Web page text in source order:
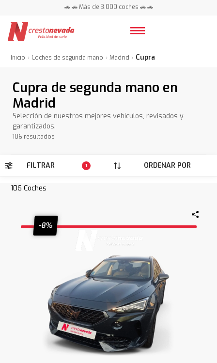
📍 Centros en toda España ⭐
📍 Centros en toda España ⭐
Inicio Coches de segunda mano Madrid Cupra
Cupra de segunda mano en
Madrid
Selección de nuestros mejores vehículos, revisados y
garantizados.
106 resultados
FILTRAR 1 ORDENAR POR
106 Coches
-8%